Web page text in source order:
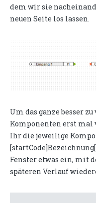
dem wir sie
neuen Seite los lassen.
Um das ganze besser
Komponenten erst mal
Ihr die jeweilige
Fenster etwas ein, mit
späteren Verlauf